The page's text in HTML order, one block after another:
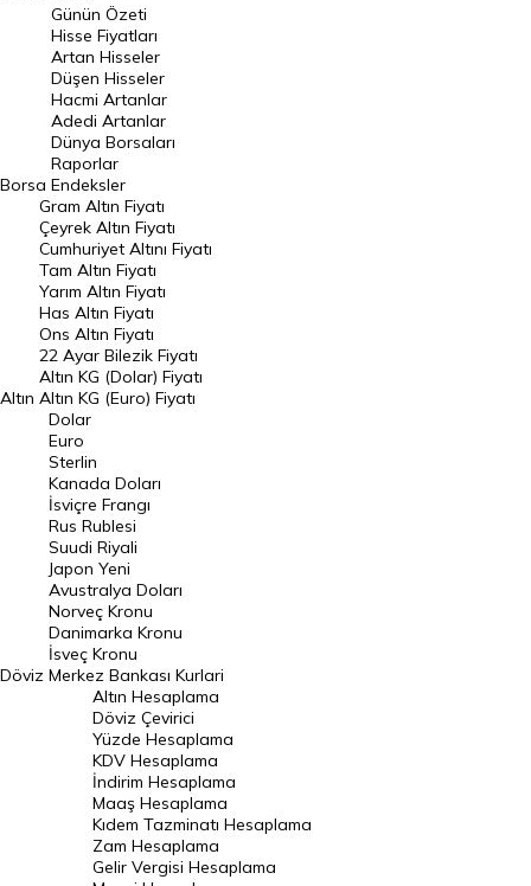
En Çok Artan Hisseler
En Çok Düşen Hisseler
Hacmi Artanlar
Geçmiş Kapanışlar
Dünya Borsaları
Raporlar
Endeksler
DÖVİZ
Döviz Kuru
Dolar Kuru
Euro Kuru
Pound Kuru
Frank Kuru
Riyal Kuru
Avustralya Doları
Danimarka Kronu Kuru
Kanada Doları Kuru
Norveç Kronu Kuru
İsveç Kronu Kuru
Japon Yeni Kuru
Serbest Piyasa Döviz Kurları
Merkez Bankası Döviz Kurları
Borsa
Günün Özeti
Hisse Fiyatları
Artan Hisseler
Düşen Hisseler
Hacmi Artanlar
Adedi Artanlar
Dünya Borsaları
Raporlar
Endeksler
Altın
Gram Altın Fiyatı
Çeyrek Altın Fiyatı
Cumhuriyet Altını Fiyatı
Tam Altın Fiyatı
Yarım Altın Fiyatı
Has Altın Fiyatı
Ons Altın Fiyatı
22 Ayar Bilezik Fiyatı
Altın KG (Dolar) Fiyatı
Altın KG (Euro) Fiyatı
Döviz
Dolar
Euro
Sterlin
Kanada Doları
İsviçre Frangı
Rus Rublesi
Suudi Riyali
Japon Yeni
Avustralya Doları
Norveç Kronu
Danimarka Kronu
İsveç Kronu
Merkez Bankası Kurlari
Altın Hesaplama
Döviz Çevirici
Yüzde Hesaplama
KDV Hesaplama
İndirim Hesaplama
Maaş Hesaplama
Kıdem Tazminatı Hesaplama
Zam Hesaplama
Gelir Vergisi Hesaplama